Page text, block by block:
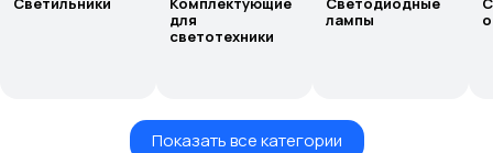
для
светотехники
лампы
Показать все категории